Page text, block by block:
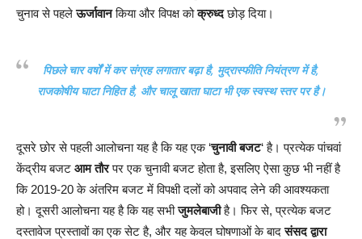
चुनाव से पहलेऊर्जावानकिया और विपक्ष कोक्रुध्दछोड़ दिया।
पिछले चार वर्षों में कर संग्रह लगातार बढ़ा है, मुद्रास्फीति नियंत्रण में है,
राजकोषीय घाटा निहित है, और चालू खाता घाटा भी एक स्वस्थ स्तर पर है।
दूसरे छोर से पहली आलोचना यह है कि यह एक ‘चुनावी बजट‘ है। प्रत्येक पांचवां
केंद्रीय बजट आम तौरपर एक चुनावी बजट होता है, इसलिए ऐसा कुछ भी नहीं है
कि 2019-20 के अंतरिम बजट में विपक्षी दलों को अपवाद लेने की आवश्यकता
हो। दूसरी आलोचना यह है कि यह सभीजुमलेबाजीहै। फिर से, प्रत्येक बजट
दस्तावेज प्रस्तावों का एक सेट है, और यह केवल घोषणाओं के बादसंसद द्वारा